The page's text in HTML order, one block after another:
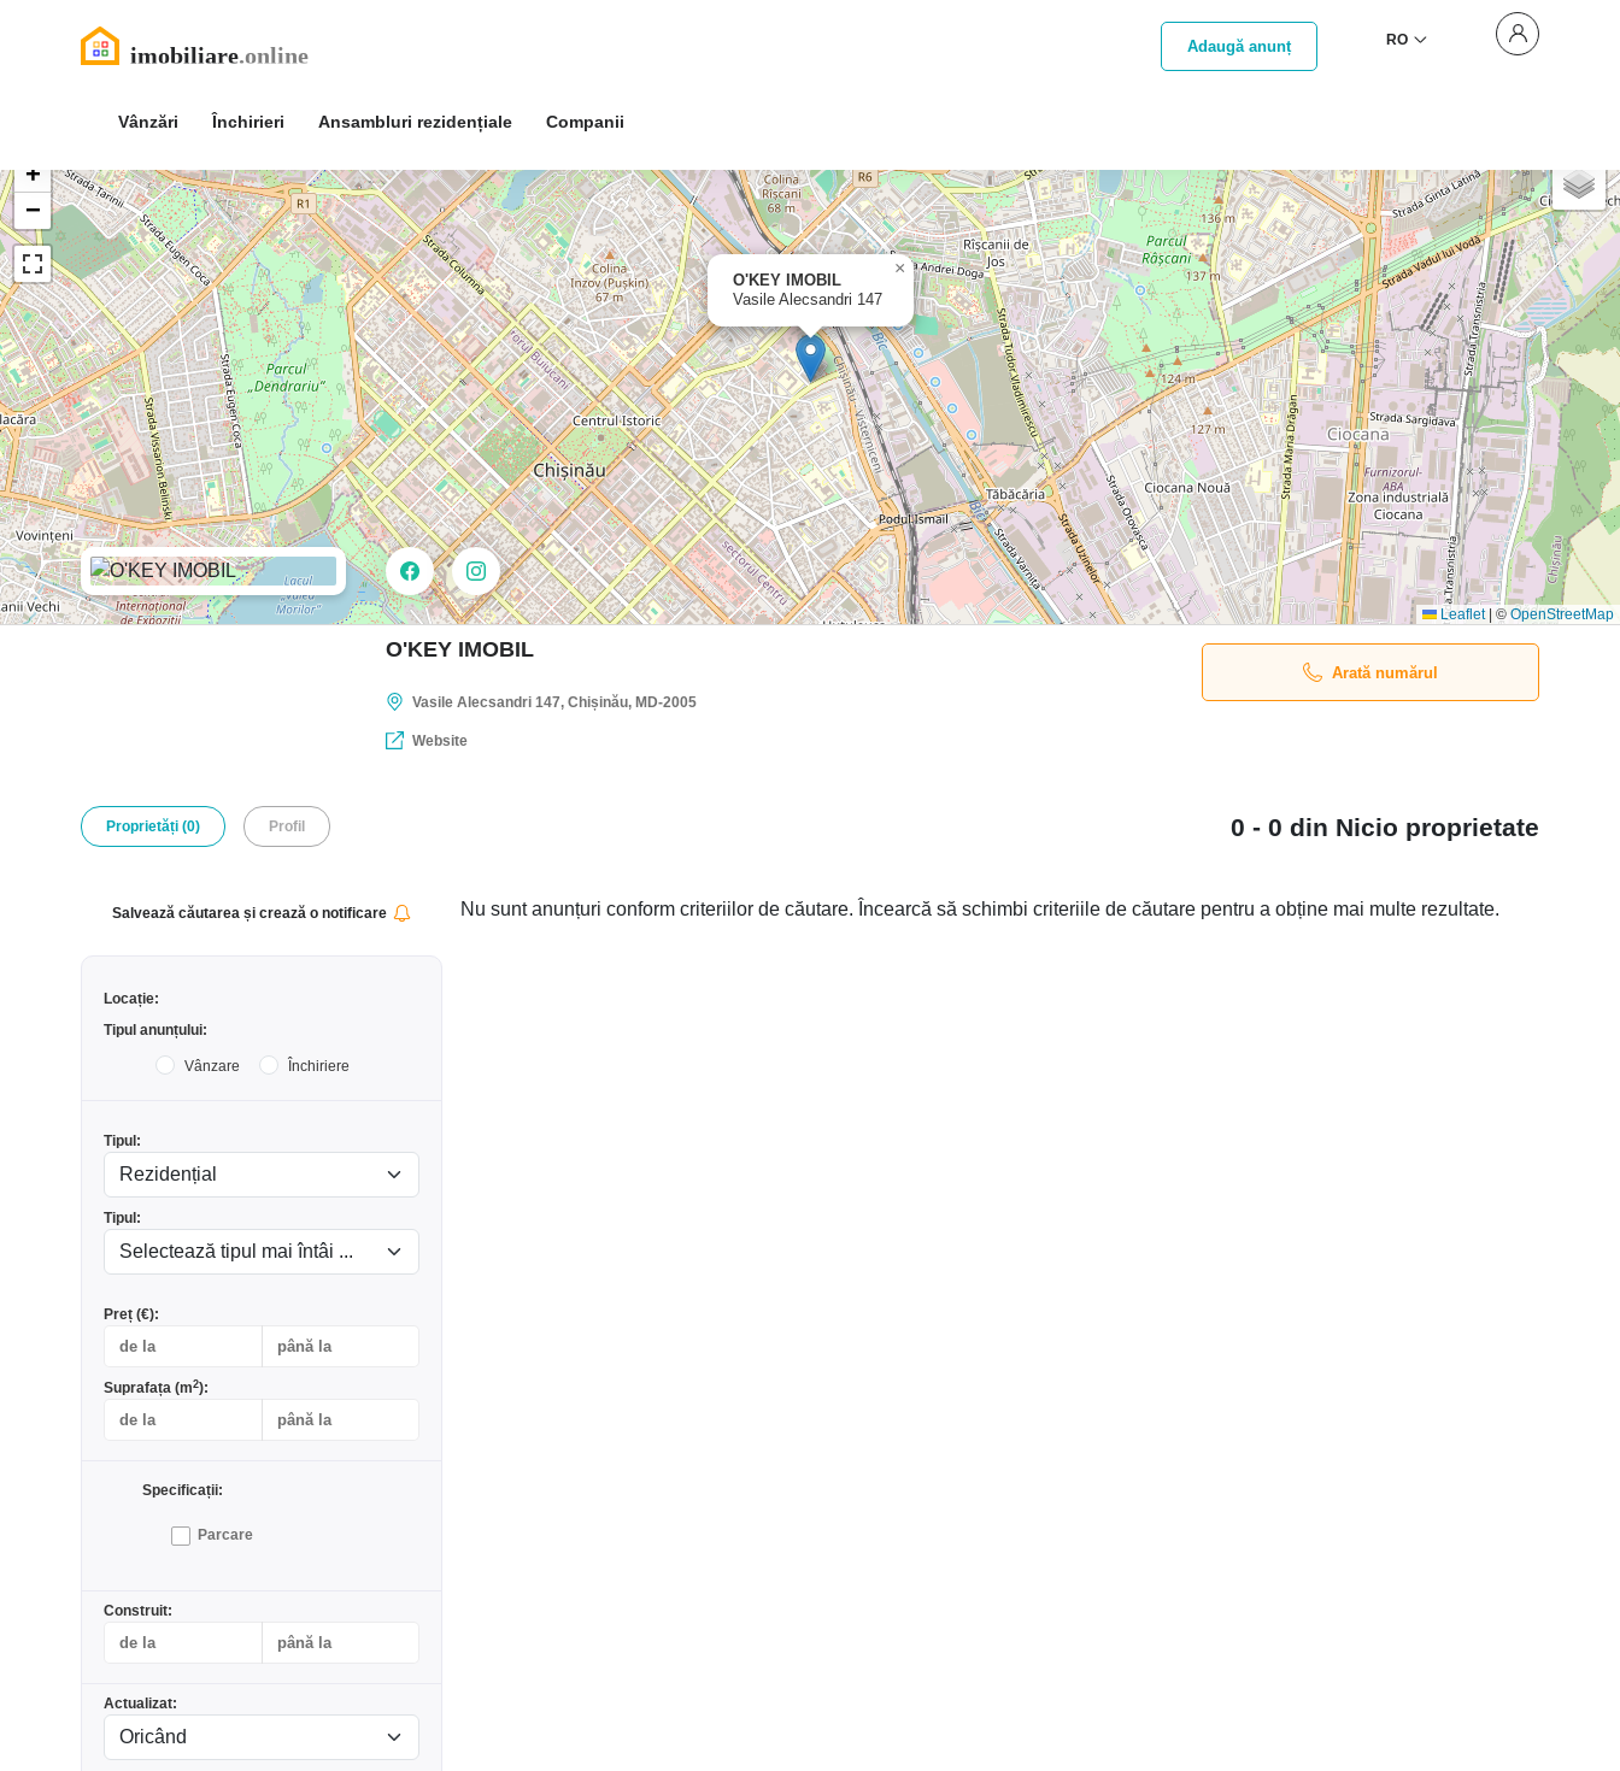
Adaugă anunț RO
Vânzări Închirieri Ansambluri rezidențiale Companii
O'KEY IMOBIL
Vasile Alecsandri 147
×
+
−
Leaflet © OpenStreetMap
O'KEY IMOBIL
Vasile Alecsandri 147, Chișinău, MD-2005
Website
Arată numărul
Proprietăți (0) Profil 0 - 0 din Nicio proprietate
Salvează căutarea și crează o notificare
Locație:
Tipul anunțului:
Vânzare Închiriere
Tipul:
Tipul:
Preț (€):
Suprafața (m2):
Specificații:
Parcare
Construit:
Actualizat:
Nu sunt anunțuri conform criteriilor de căutare. Încearcă să schimbi criteriile de căutare pentru a obține mai multe rezultate.